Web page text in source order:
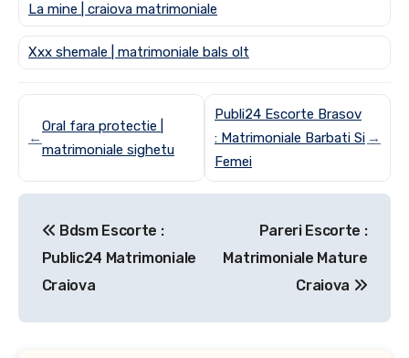
La mine | craiova matrimoniale
Xxx shemale | matrimoniale bals olt
←
Oral fara protectie |
matrimoniale sighetu
Publi24 Escorte Brasov
: Matrimoniale Barbati Si
Femei
→
navigation
Bdsm Escorte :
Public24 Matrimoniale
Craiova
Pareri Escorte :
Matrimoniale Mature
Craiova